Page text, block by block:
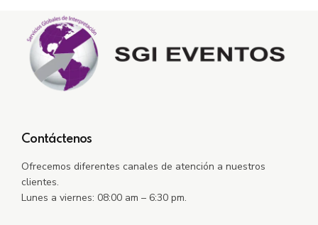
Contáctenos
Ofrecemos diferentes canales de atención a nuestros
clientes.
Lunes a viernes: 08:00 am – 6:30 pm.